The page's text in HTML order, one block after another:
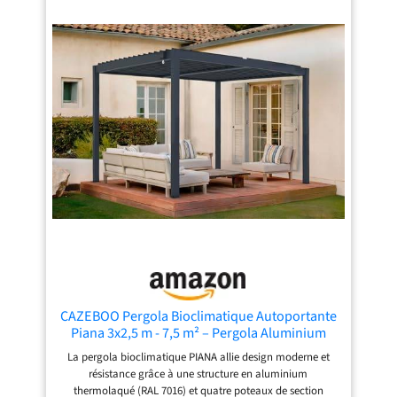
CAZEBOO Pergola Bioclimatique Autoportante
Piana 3x2,5 m - 7,5 m² – Pergola Aluminium
Gris avec Lames Orientables en Acier – Abri
Terrasse et Jardin
La pergola bioclimatique PIANA allie design moderne et
résistance grâce à une structure en aluminium
thermolaqué (RAL 7016) et quatre poteaux de section